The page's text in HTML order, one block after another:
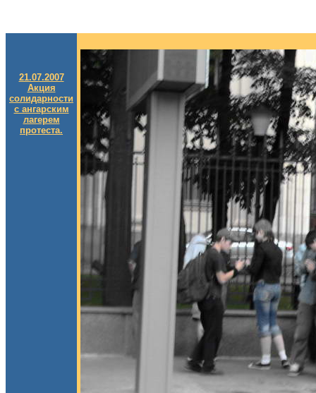
21.07.2007
Акция
солидарности
с ангарским
лагерем
протеста.